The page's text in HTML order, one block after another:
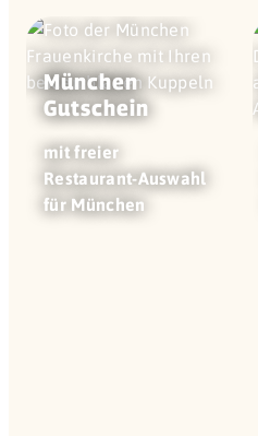
München
Gutschein
mit freier
Restaurant-Auswahl
für München